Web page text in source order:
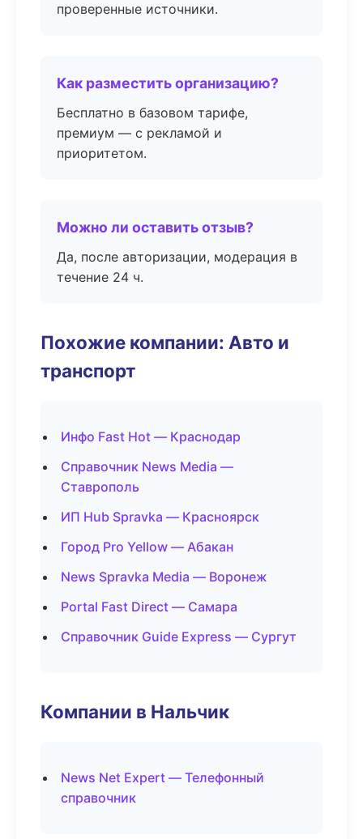
проверенные источники.
Как разместить организацию?
Бесплатно в базовом тарифе,
премиум — с рекламой и
приоритетом.
Можно ли оставить отзыв?
Да, после авторизации, модерация в
течение 24 ч.
Похожие компании: Авто и
транспорт
Инфо Fast Hot — Краснодар
Справочник News Media —
Ставрополь
ИП Hub Spravka — Красноярск
Город Pro Yellow — Абакан
News Spravka Media — Воронеж
Portal Fast Direct — Самара
Справочник Guide Express — Сургут
Компании в Нальчик
News Net Expert — Телефонный
справочник